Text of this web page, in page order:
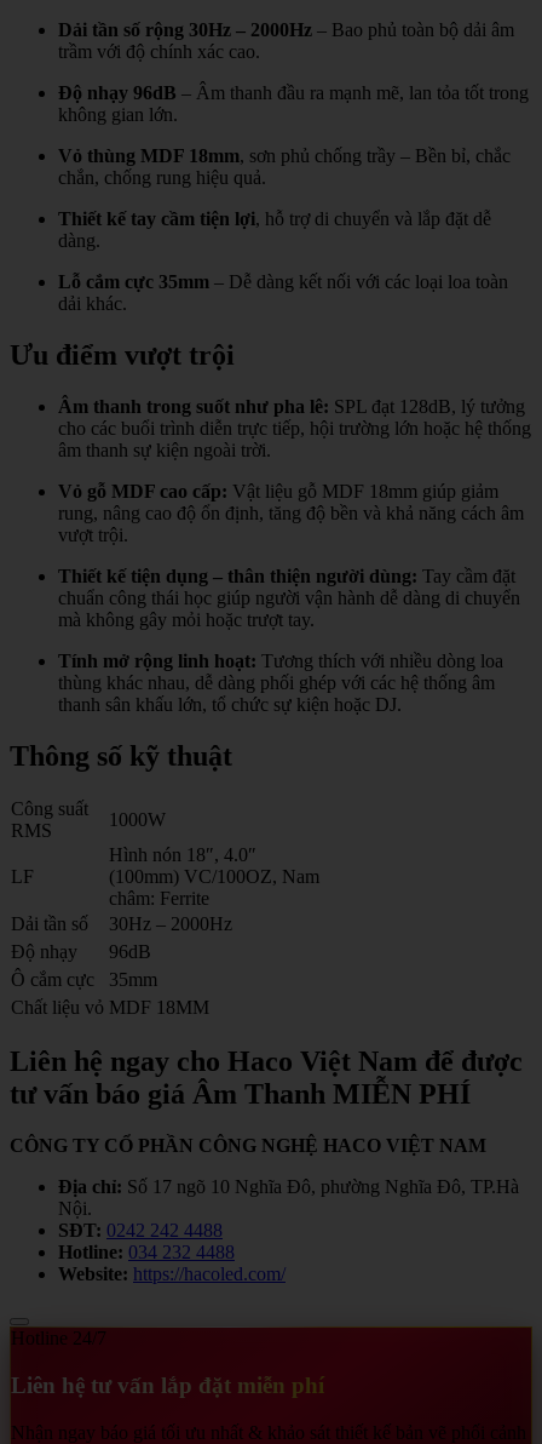
Dải tần số rộng 30Hz – 2000Hz – Bao phủ toàn bộ dải âm
trầm với độ chính xác cao.
Độ nhạy 96dB – Âm thanh đầu ra mạnh mẽ, lan tỏa tốt trong
không gian lớn.
Vỏ thùng MDF 18mm, sơn phủ chống trầy – Bền bỉ, chắc
chắn, chống rung hiệu quả.
Thiết kế tay cầm tiện lợi, hỗ trợ di chuyển và lắp đặt dễ
dàng.
Lỗ cắm cực 35mm – Dễ dàng kết nối với các loại loa toàn
dải khác.
Ưu điểm vượt trội
Âm thanh trong suốt như pha lê: SPL đạt 128dB, lý tưởng
cho các buổi trình diễn trực tiếp, hội trường lớn hoặc hệ thống
âm thanh sự kiện ngoài trời.
Vỏ gỗ MDF cao cấp: Vật liệu gỗ MDF 18mm giúp giảm
rung, nâng cao độ ổn định, tăng độ bền và khả năng cách âm
vượt trội.
Thiết kế tiện dụng – thân thiện người dùng: Tay cầm đặt
chuẩn công thái học giúp người vận hành dễ dàng di chuyển
mà không gây mỏi hoặc trượt tay.
Tính mở rộng linh hoạt: Tương thích với nhiều dòng loa
thùng khác nhau, dễ dàng phối ghép với các hệ thống âm
thanh sân khấu lớn, tổ chức sự kiện hoặc DJ.
Thông số kỹ thuật
Công suất
RMS
1000W
LF
Hình nón 18″, 4.0″
(100mm) VC/100OZ, Nam
châm: Ferrite
Dải tần số
30Hz – 2000Hz
Độ nhạy
96dB
Ô cắm cực
35mm
Chất liệu vỏ MDF 18MM
Liên hệ ngay cho Haco Việt Nam để được
tư vấn báo giá Âm Thanh MIỄN PHÍ
CÔNG TY CỔ PHẦN CÔNG NGHỆ HACO VIỆT NAM
Địa chỉ: Số 17 ngõ 10 Nghĩa Đô, phường Nghĩa Đô, TP.Hà
Nội.
SĐT: 0242 242 4488
Hotline: 034 232 4488
Website: https://hacoled.com/
Hotline 24/7
Liên hệ tư vấn lắp đặt miễn phí
Nhận ngay báo giá tối ưu nhất & khảo sát thiết kế bản vẽ phối cảnh